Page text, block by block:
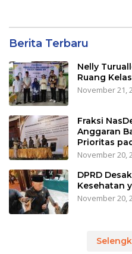
Berita Terbaru
Nelly
Ruang
November 21,
Fraksi
Anggaran
Prioritas
November 20,
DPRD
Kesehatan
November 20,